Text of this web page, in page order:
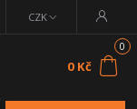
CZK
0
0 Kč